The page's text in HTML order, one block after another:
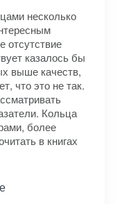
несколько
отсутствие
казалось бы
выше качеств,
что это не так.
Кольца
более
в книгах